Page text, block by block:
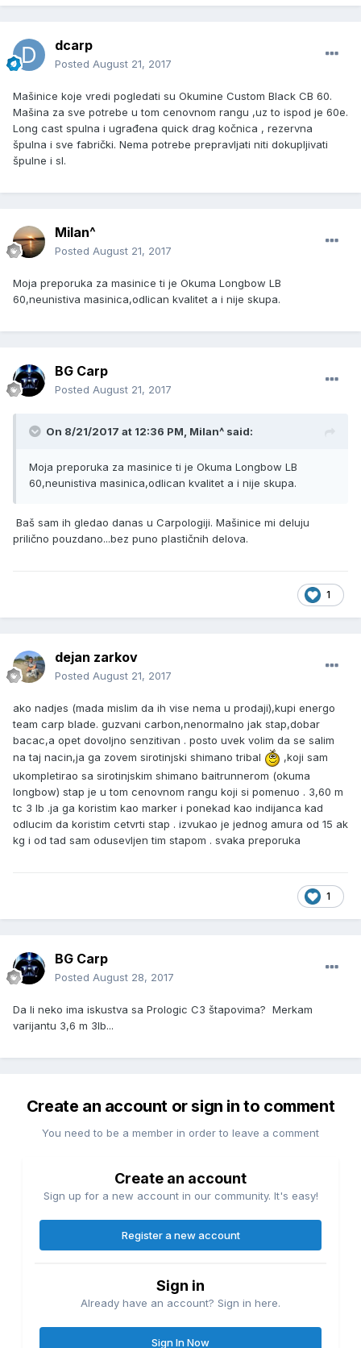
dcarp
Posted August 21, 2017
Mašinice koje vredi pogledati su Okumine Custom Black CB 60.
Mašina za sve potrebe u tom cenovnom rangu ,uz to ispod je 60e.
Long cast spulna i ugrađena quick drag kočnica , rezervna
špulna i sve fabrički. Nema potrebe prepravljati niti dokupljivati
špulne i sl.
Milan^
Posted August 21, 2017
Moja preporuka za masinice ti je Okuma Longbow LB
60,neunistiva masinica,odlican kvalitet a i nije skupa.
BG Carp
Posted August 21, 2017
On 8/21/2017 at 12:36 PM, Milan^ said:
Moja preporuka za masinice ti je Okuma Longbow LB
60,neunistiva masinica,odlican kvalitet a i nije skupa.
Baš sam ih gledao danas u Carpologiji. Mašinice mi deluju
prilično pouzdano...bez puno plastičnih delova.
1
dejan zarkov
Posted August 21, 2017
ako nadjes (mada mislim da ih vise nema u prodaji),kupi energo
team carp blade. guzvani carbon,nenormalno jak stap,dobar
bacac,a opet dovoljno senzitivan . posto uvek volim da se salim
na taj nacin,ja ga zovem sirotinjski shimano tribal
,koji sam
ukompletirao sa sirotinjskim shimano baitrunnerom (okuma
longbow) stap je u tom cenovnom rangu koji si pomenuo . 3,60 m
tc 3 lb .ja ga koristim kao marker i ponekad kao indijanca kad
odlucim da koristim cetvrti stap . izvukao je jednog amura od 15 ak
kg i od tad sam odusevljen tim stapom . svaka preporuka
1
BG Carp
Posted August 28, 2017
Da li neko ima iskustva sa Prologic C3 štapovima? Merkam
varijantu 3,6 m 3lb...
Create an account or sign in to comment
You need to be a member in order to leave a comment
Create an account
Sign up for a new account in our community. It's easy!
Register a new account
Sign in
Already have an account? Sign in here.
Sign In Now